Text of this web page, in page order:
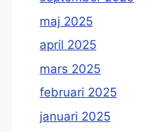
maj 2025
april 2025
mars 2025
februari 2025
januari 2025